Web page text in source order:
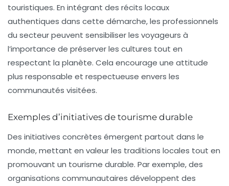
touristiques. En intégrant des récits locaux
authentiques dans cette démarche, les professionnels
du secteur peuvent sensibiliser les voyageurs à
l’importance de préserver les cultures tout en
respectant la planète. Cela encourage une attitude
plus responsable et respectueuse envers les
communautés visitées.
Exemples d’initiatives de tourisme durable
Des initiatives concrètes émergent partout dans le
monde, mettant en valeur les traditions locales tout en
promouvant un tourisme durable. Par exemple, des
organisations communautaires développent des